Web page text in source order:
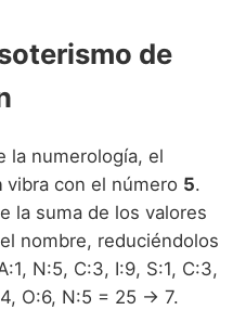
de
la numerología, el
vibra con el número 5.
la suma de los valores
nombre, reduciéndolos
N:5, C:3, I:9, S:1, C:3,
O:6, N:5 = 25 -> 7.